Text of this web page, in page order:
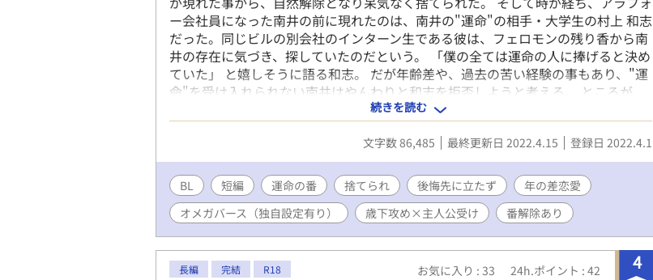
ー会社員になった南井の前に現れたのは、南井の"運命"の相手・大学生の村上 和志
だった。同じビルの別会社のインターン生である彼は、フェロモンの残り香から南
井の存在に気づき、探していたのだという。 「僕の全ては運命の人に捧げると決め
ていた」 と嬉しそうに語る和志。 だが年齢差や、過去の苦い経験の事もあり、"運
命"を受け入れられない南井はやんわりと和志を拒否しようと考える。 ところが、
意外にも甘え上手な和志の一途さに絆され、つき合う事に。 だが実は、村上は南井
にとって、あまりにも因縁のありすぎる相手だった――。 自身のトラウマから"運
命"という言葉を憎むアラフォー男性オメガと、まっすぐに"運命"を求め焦がれる
20歳の男性アルファが、2人の間にある因縁を越えて結ばれるまで。 ◆主人公 南井
義希 (みない よしき) 38 Ω （受） スーツの似合う細身の美形。 仕事が出来て職場で
の人望厚し。 番を自然解除になった過去があり、恋愛感情は枯れている。 ◆主人
公に惹かれ口説き落とす歳下君 村上 和志 (むらかみ かずし)20 α （攻） 高身長 黒
髪黒目の清潔感溢れる、素直で一途なイケメン大学生。 " 運命の番"に憧れを抱い
ている。複雑な事情を抱えており、祖父母を親代わりとして育つ。 ◆主人公の元番
村上 陽司 (むらかみ ようじ) 38 α 半端ないほどやらかしている…。
続きを読む
文字数 86,485 最終更新日 2022.4.15 登録日 2022.4.1
BL 短編 運命の番 捨てられ 後悔先に立たず
年の差恋愛
オメガバース（独自設定有り）
歳下攻め×主人公受け 番解除あり
4
長編 完結 R18 お気に入り : 33 24h.ポイント : 42